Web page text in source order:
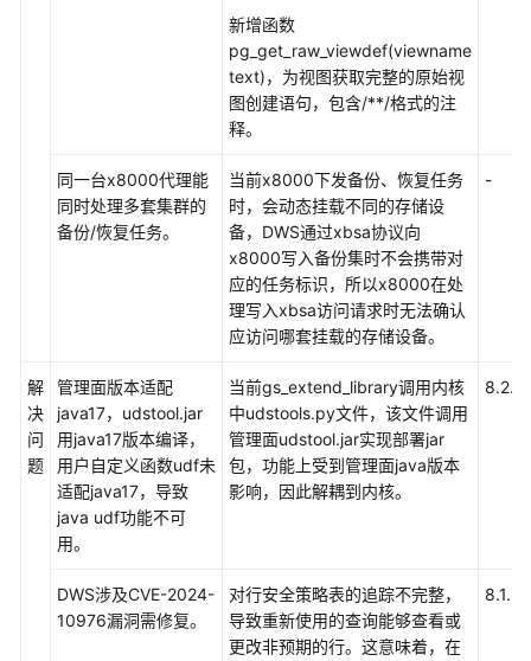
本
说
明
口
删
除
说
明
版
支
持
新增函数
pg_get_raw_viewdef(viewname
text)，为视图获取完整的原始视
图创建语句，包含/**/格式的注
释。
同一台x8000代理能
同时处理多套集群的
备份/恢复任务。
当前x8000下发备份、恢复任务
时，会动态挂载不同的存储设
备，DWS通过xbsa协议向
x8000写入备份集时不会携带对
应的任务标识，所以x8000在处
理写入xbsa访问请求时无法确认
应访问哪套挂载的存储设备。
-
解
决
问
题
管理面版本适配
java17，udstool.jar
用java17版本编译，
用户自定义函数udf未
适配java17，导致
java udf功能不可
用。
当前gs_extend_library调用内核
中udstools.py文件，该文件调用
管理面udstool.jar实现部署jar
包，功能上受到管理面java版本
影响，因此解耦到内核。
DWS涉及CVE-2024-
10976漏洞需修复。
对行安全策略表的追踪不完整，
导致重新使用的查询能够查看或
更改非预期的行。这意味着，在